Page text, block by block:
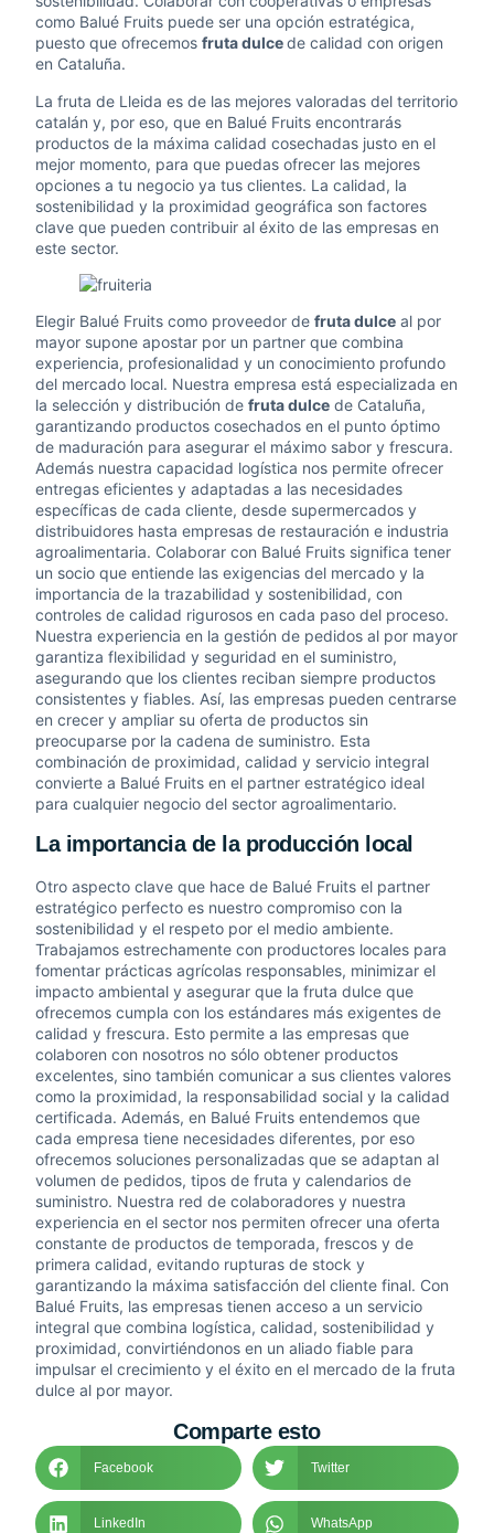
como Balué Fruits puede ser una opción estratégica,
puesto que ofrecemosfruta dulcede calidad con origen
en Cataluña.
La fruta de Lleida es de las mejores valoradas del territorio
catalán y, por eso, que en Balué Fruits encontrarás
productos de la máxima calidad cosechadas justo en el
mejor momento, para que puedas ofrecer las mejores
opciones a tu negocio ya tus clientes. La calidad, la
sostenibilidad y la proximidad geográfica son factores
clave que pueden contribuir al éxito de las empresas en
este sector.
Elegir Balué Fruits como proveedor defruta dulce al por
mayor supone apostar por un partner que combina
experiencia, profesionalidad y un conocimiento profundo
del mercado local. Nuestra empresa está especializada en
la selección y distribución defruta dulce de Cataluña,
garantizando productos cosechados en el punto óptimo
de maduración para asegurar el máximo sabor y frescura.
Además nuestra capacidad logística nos permite ofrecer
entregas eficientes y adaptadas a las necesidades
específicas de cada cliente, desde supermercados y
distribuidores hasta empresas de restauración e industria
agroalimentaria. Colaborar con Balué Fruits significa tener
un socio que entiende las exigencias del mercado y la
importancia de la trazabilidad y sostenibilidad, con
controles de calidad rigurosos en cada paso del proceso.
Nuestra experiencia en la gestión de pedidos al por mayor
garantiza flexibilidad y seguridad en el suministro,
asegurando que los clientes reciban siempre productos
consistentes y fiables. Así, las empresas pueden centrarse
en crecer y ampliar su oferta de productos sin
preocuparse por la cadena de suministro. Esta
combinación de proximidad, calidad y servicio integral
convierte a Balué Fruits en el partner estratégico ideal
para cualquier negocio del sector agroalimentario.
La importancia de la producción local
Otro aspecto clave que hace de Balué Fruits el partner
estratégico perfecto es nuestro compromiso con la
sostenibilidad y el respeto por el medio ambiente.
Trabajamos estrechamente con productores locales para
fomentar prácticas agrícolas responsables, minimizar el
impacto ambiental y asegurar que la fruta dulce que
ofrecemos cumpla con los estándares más exigentes de
calidad y frescura. Esto permite a las empresas que
colaboren con nosotros no sólo obtener productos
excelentes, sino también comunicar a sus clientes valores
como la proximidad, la responsabilidad social y la calidad
certificada. Además, en Balué Fruits entendemos que
cada empresa tiene necesidades diferentes, por eso
ofrecemos soluciones personalizadas que se adaptan al
volumen de pedidos, tipos de fruta y calendarios de
suministro. Nuestra red de colaboradores y nuestra
experiencia en el sector nos permiten ofrecer una oferta
constante de productos de temporada, frescos y de
primera calidad, evitando rupturas de stock y
garantizando la máxima satisfacción del cliente final. Con
Balué Fruits, las empresas tienen acceso a un servicio
integral que combina logística, calidad, sostenibilidad y
proximidad, convirtiéndonos en un aliado fiable para
impulsar el crecimiento y el éxito en el mercado de la fruta
dulce al por mayor.
Comparte esto
Facebook Twitter
LinkedIn WhatsApp